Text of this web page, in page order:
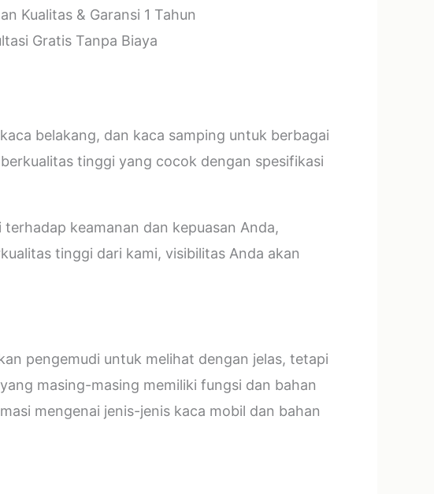
Kualitas & Garansi 1 Tahun
Gratis Tanpa Biaya
belakang, dan kaca samping untuk berbagai
tinggi yang cocok dengan spesifikasi
keamanan dan kepuasan Anda,
tinggi dari kami, visibilitas Anda akan
pengemudi untuk melihat dengan jelas, tetapi
masing-masing memiliki fungsi dan bahan
mengenai jenis-jenis kaca mobil dan bahan